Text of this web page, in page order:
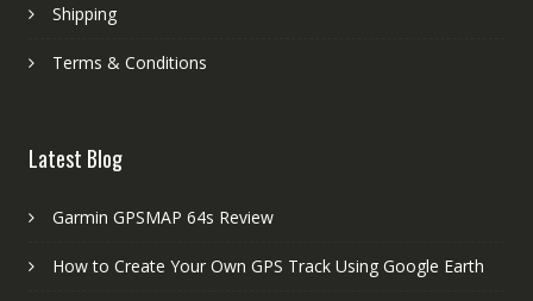
Shipping
Terms & Conditions
Latest Blog
Garmin GPSMAP 64s Review
How to Create Your Own GPS Track Using Google Earth